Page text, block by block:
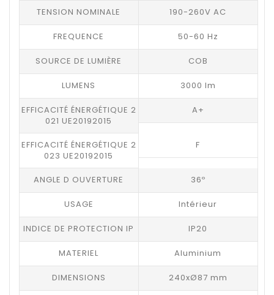
TENSION NOMINALE 190-260V AC
FREQUENCE 50-60 Hz
SOURCE DE LUMIÈRE COB
LUMENS 3000 lm
EFFICACITÉ ÉNERGÉTIQUE 2
021 UE20192015
A+
EFFICACITÉ ÉNERGÉTIQUE 2
023 UE20192015
F
ANGLE D OUVERTURE 36º
USAGE Intérieur
INDICE DE PROTECTION IP IP20
MATERIEL Aluminium
DIMENSIONS 240xØ87 mm